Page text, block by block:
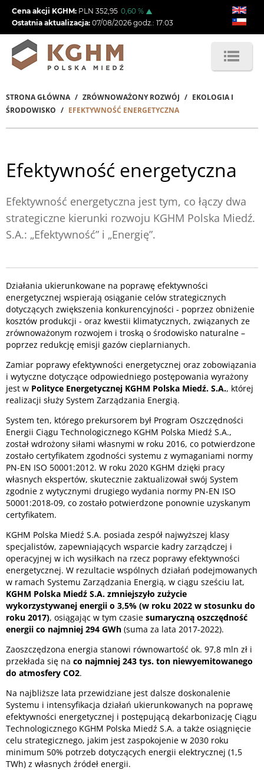
Przejdź
treści
Cena akcji KGHM: PLN 352,95 0,60 %
Ostatnia aktualizacja: 07/08/2026 godz.: 17:03
Ścieżka
nawigacyjna
STRONA GŁÓWNA ZRÓWNOWAŻONY ROZWÓJ
EKOLOGIA I
ŚRODOWISKO
EFEKTYWNOŚĆ ENERGETYCZNA
Efektywność energetyczna
Efektywność energetyczna jest tym, co łączy dwa
strategiczne kierunki rozwoju KGHM Polska Miedź.
S.A.: „Efektywność” i „Energię”.
Działania ukierunkowane na poprawę efektywności
energetycznej wspierają osiąganie celów strategicznych
dotyczących zwiększenia konkurencyjności - poprzez obniżenie
kosztów produkcji - oraz kwestii klimatycznych, związanych ze
zrównoważonym rozwojem i troską o środowisko naturalne –
poprzez redukcję emisji gazów cieplarnianych.
Zamiar poprawy efektywności energetycznej oraz zobowiązania
i wytyczne dotyczące odpowiedniego postępowania wyrażony
jest w Polityce Energetycznej KGHM Polska Miedź. S.A., której
realizacji służy System Zarządzania Energią.
System ten, którego prekursorem był Program Oszczędności
Energii Ciągu Technologicznego KGHM Polska Miedź S.A.,
został wdrożony siłami własnymi w roku 2016, co potwierdzone
zostało certyfikatem zgodności systemu z wymaganiami normy
PN-EN ISO 50001:2012. W roku 2020 KGHM dzięki pracy
własnych ekspertów, skutecznie zaktualizował swój System
zgodnie z wytycznymi drugiego wydania normy PN-EN ISO
50001:2018-09, co zostało potwierdzone ponownie uzyskanym
certyfikatem.
KGHM Polska Miedź S.A. posiada zespół najwyższej klasy
specjalistów, zapewniających wsparcie kadry zarządczej i
operacyjnej w ich wysiłkach na rzecz poprawy efektywności
energetycznej. W rezultacie wspólnych działań podejmowanych
w ramach Systemu Zarządzania Energią, w ciągu sześciu lat,
KGHM Polska Miedź S.A. zmniejszyło zużycie
wykorzystywanej energii o 3,5% (w roku 2022 w stosunku do
roku 2017), osiągając w tym czasie sumaryczną oszczędność
energii co najmniej 294 GWh (suma za lata 2017-2022).
Zaoszczędzona energia stanowi równowartość ok. 97,8 mln zł i
przekłada się na co najmniej 243 tys. ton niewyemitowanego
do atmosfery CO2.
Na najbliższe lata przewidziane jest dalsze doskonalenie
Systemu i intensyfikacja działań ukierunkowanych na poprawę
efektywności energetycznej i postępującą dekarbonizację Ciągu
Technologicznego KGHM Polska Miedź S.A. a także osiągnięcie
celu strategicznego, jakim jest zaspokojenie w 2030 roku
minimum 50% potrzeb dotyczących energii elektrycznej (1,5
TWh) z własnych źródeł energii.